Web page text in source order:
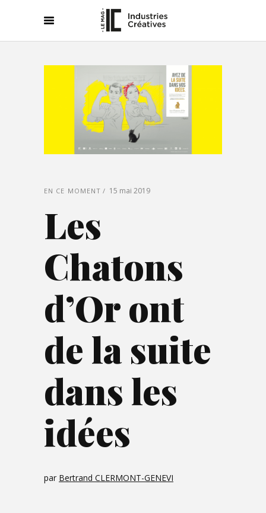
EN CE MOMENT 15 mai 2019
Les
Chatons
d’Or ont
de la suite
dans les
idées
par Bertrand CLERMONT-GENEVI